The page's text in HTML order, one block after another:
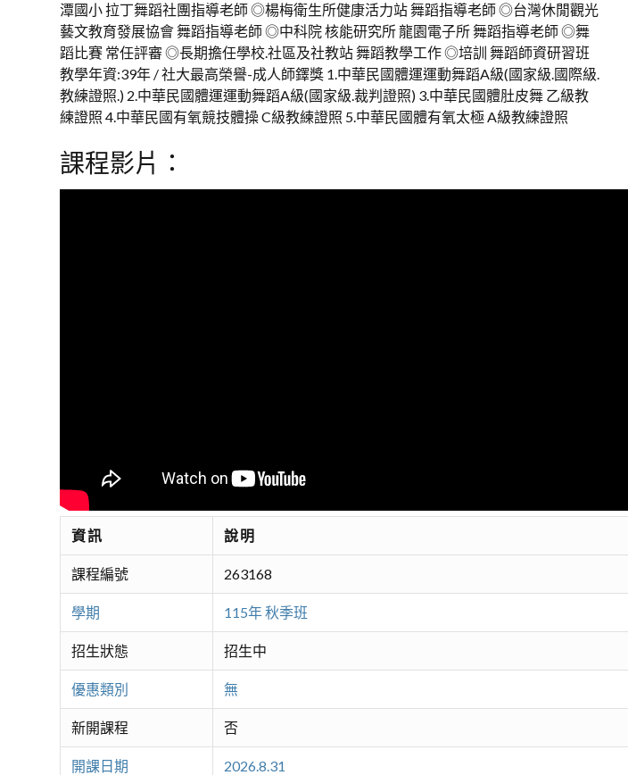
潭國小 拉丁舞蹈社團指導老師 ◎楊梅衛生所健康活力站 舞蹈指導老師 ◎台灣休閒觀光
藝文教育發展協會 舞蹈指導老師 ◎中科院 核能研究所 龍園電子所 舞蹈指導老師 ◎舞
蹈比賽 常任評審 ◎長期擔任學校.社區及社教站 舞蹈教學工作 ◎培訓 舞蹈師資研習班
教學年資:39年 / 社大最高榮譽-成人師鐸獎 1.中華民國體運運動舞蹈A級(國家級.國際級.
教練證照.) 2.中華民國體運運動舞蹈A級(國家級.裁判證照) 3.中華民國體肚皮舞 乙級教
練證照 4.中華民國有氧競技體操 C級教練證照 5.中華民國體有氧太極 A級教練證照
課程影片：
資訊 說明
課程編號 263168
學期 115年 秋季班
招生狀態 招生中
優惠類別 無
新開課程 否
開課日期 2026.8.31